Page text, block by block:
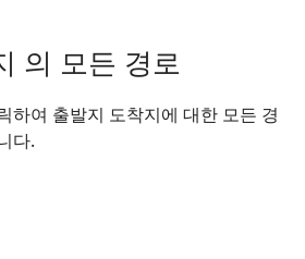
의 모든 경로
하여 출발지 도착지에 대한 모든 경
다.